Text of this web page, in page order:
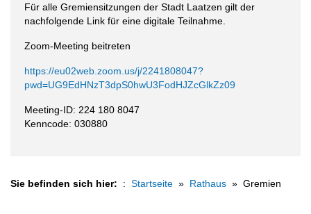
Für alle Gremiensitzungen der Stadt Laatzen gilt der
nachfolgende Link für eine digitale Teilnahme.
Zoom-Meeting beitreten
https://eu02web.zoom.us/j/2241808047?
pwd=UG9EdHNzT3dpS0hwU3FodHJZcGlkZz09
Meeting-ID: 224 180 8047
Kenncode: 030880
Sie befinden sich hier: Startseite Rathaus Gremien